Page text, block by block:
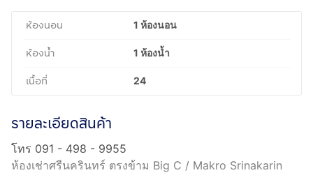
ห้องนอน 1 ห้องนอน
ห้องน้ำ 1 ห้องน้ำ
เนื้อที่ 24
รายละเอียดสินค้า
โทร 091 - 498 - 9955
ห้องเช่าศรีนครินทร์ ตรงข้าม Big C / Makro Srinakarin